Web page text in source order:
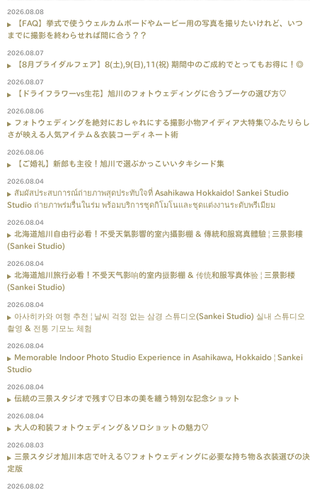
2026.08.08
【FAQ】挙式で使うウェルカムボードやムービー用の写真を撮りたいけれど、いつ
までに撮影を終わらせれば間に合う？？
2026.08.07
【8月ブライダルフェア】8(土),9(日),11(祝) 期間中のご成約でとってもお得に！◎
2026.08.07
【ドライフラワーvs生花】旭川のフォトウェディングに合うブーケの選び方♡
2026.08.06
フォトウェディングを絶対におしゃれにする撮影小物アイディア大特集♡ふたりらし
さが映える人気アイテム＆衣装コーディネート術
2026.08.06
【ご婚礼】新郎も主役！旭川で選ぶかっこいいタキシード集
2026.08.04
สัมผัสประสบการณ์ถ่ายภาพสุดประทับใจที่ Asahikawa Hokkaido! Sankei Studio
Studio ถ่ายภาพร่มรื่นในร่ม พร้อมบริการชุดกิโมโนและชุดแต่งงานระดับพรีเมียม
2026.08.04
北海道旭川自由行必看！不受天氣影響的室內攝影棚 & 傳統和服寫真體驗 | 三景影樓
(Sankei Studio)
2026.08.04
北海道旭川旅行必看！不受天气影响的室内摄影棚 & 传统和服写真体验 | 三景影楼
(Sankei Studio)
2026.08.04
아사히카와 여행 추천 | 날씨 걱정 없는 삼경 스튜디오(Sankei Studio) 실내 스튜디오
촬영 & 전통 기모노 체험
2026.08.04
Memorable Indoor Photo Studio Experience in Asahikawa, Hokkaido | Sankei
Studio
2026.08.04
伝統の三景スタジオで残す♡日本の美を纏う特別な記念ショット
2026.08.04
大人の和装フォトウェディング＆ソロショットの魅力♡
2026.08.03
三景スタジオ旭川本店で叶える♡フォトウェディングに必要な持ち物＆衣装選びの決
定版
2026.08.02